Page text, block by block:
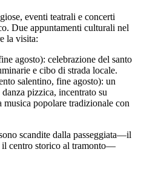
eventi teatrali e concerti
Due appuntamenti culturali nel
la visita:
agosto): celebrazione del santo
e cibo di strada locale.
salentino, fine agosto): un
pizzica, incentrato su
popolare tradizionale con
scandite dalla passeggiata—il
il centro storico al tramonto—